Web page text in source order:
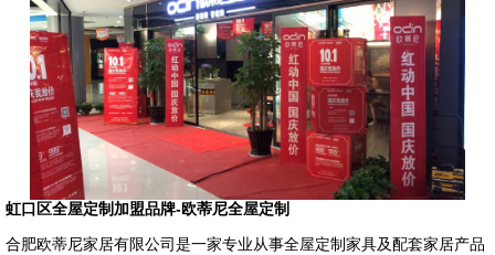
虹口区全屋定制加盟品牌-欧蒂尼全屋定制
合肥欧蒂尼家居有限公司是一家专业从事全屋定制家具及配套家居产品